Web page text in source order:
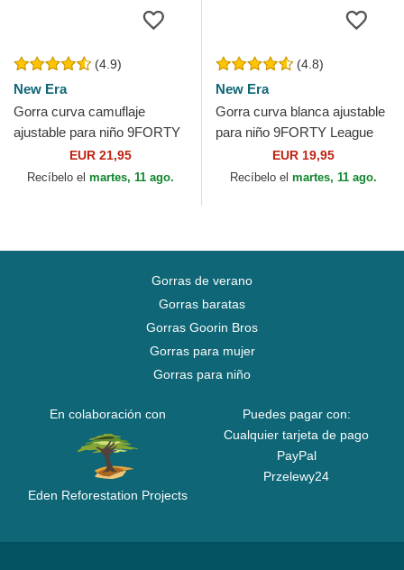
(4.9)
New Era
Gorra curva camuflaje
ajustable para niño 9FORTY
League Essential de New
York Yankees MLB de New
EUR 21,95
Recíbelo el martes, 11 ago.
(4.8)
New Era
Gorra curva blanca ajustable
para niño 9FORTY League
Essential de New York
Yankees MLB de New Era
EUR 19,95
Recíbelo el martes, 11 ago.
Gorras de verano
Gorras baratas
Gorras Goorin Bros
Gorras para mujer
Gorras para niño
En colaboración con
Eden Reforestation Projects
Puedes pagar con:
Cualquier tarjeta de pago
PayPal
Przelewy24